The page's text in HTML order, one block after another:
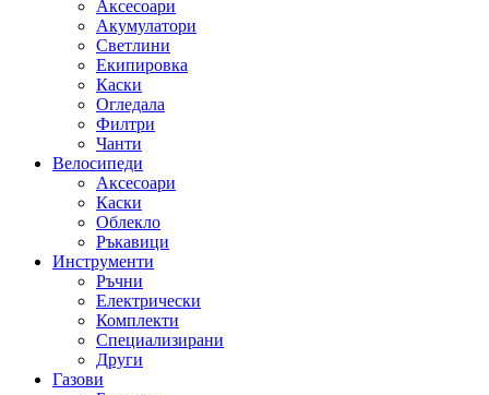
Аксесоари
Акумулатори
Светлини
Екипировка
Каски
Огледала
Филтри
Чанти
Велосипеди
Аксесоари
Каски
Облекло
Ръкавици
Инструменти
Ръчни
Електрически
Комплекти
Специализирани
Други
Газови